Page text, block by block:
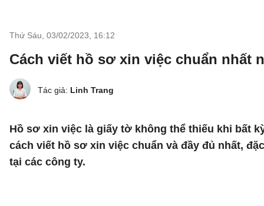
Thứ Sáu, 03/02/2023 16:12
Cách viết hồ sơ xin việc chuẩn nhất
Tác giả: Linh Trang
Hồ sơ xin việc là giấy tờ không thể thiếu khi bất
cách viết hồ sơ xin việc chuẩn và đầy đủ nhất,
tại các công ty.